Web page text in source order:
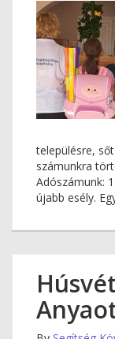
településre,
számunkra
Adószámunk:
újabb esély.